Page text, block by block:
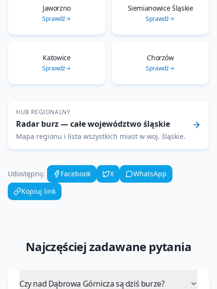
Jaworzno
Sprawdź
Siemianowice Śląskie
Sprawdź
Katowice
Sprawdź
Chorzów
Sprawdź
HUB REGIONALNY
Radar burz— całe województwośląskie
Mapa regionu i lista wszystkich miast w woj. śląskie.
Udostępnij: Facebook X
WhatsApp
Kopiuj link
Najczęściej zadawane pytania
Czy nad Dąbrowa Górnicza są dziś burze?